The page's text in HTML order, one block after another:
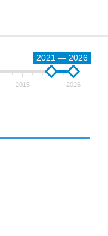
2021 — 2026
2015 2026